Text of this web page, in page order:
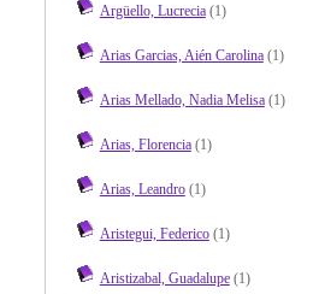
Argüello, Lucrecia(1)
Arias Garcias, Aién Carolina(1)
Arias Mellado, Nadia Melisa(1)
Arias, Florencia(1)
Arias, Leandro(1)
Aristegui, Federico(1)
Aristizabal, Guadalupe(1)